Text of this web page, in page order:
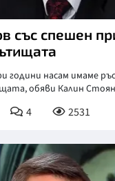
със спешен
години насам имаме
обяви Калин
4 2531